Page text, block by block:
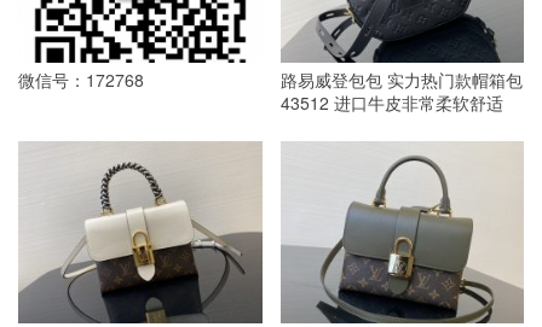
微信号：172768
路易威登包包 实力热门款帽箱包
43512 进口牛皮非常柔软舒适